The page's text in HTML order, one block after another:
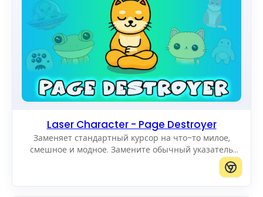
Laser Character - Page Destroyer
Заменяет стандартный курсор на что-то милое,
смешное и модное. Замените обычный указатель